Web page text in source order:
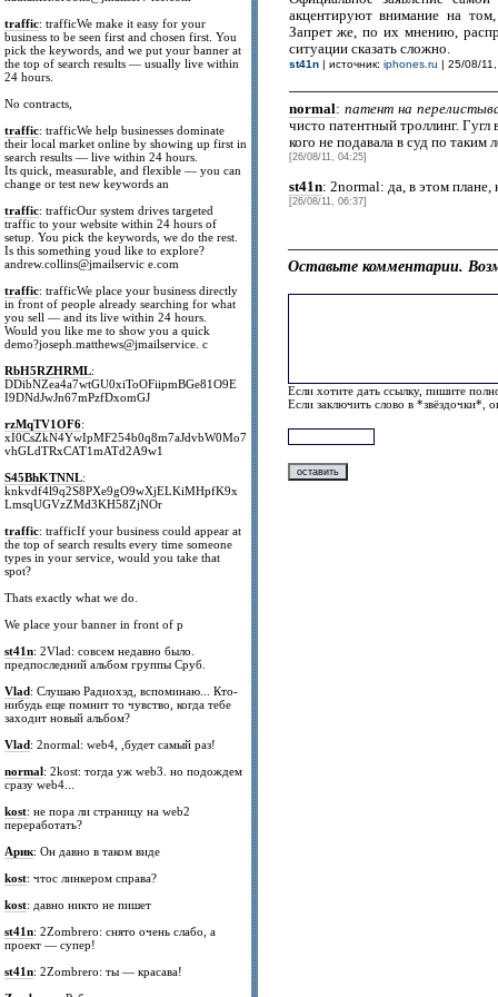
traffic: trafficWe make it easy for your
business to be seen first and chosen first. You
pick the keywords, and we put your banner at
the top of search results — usually live within
24 hours.
No contracts,
traffic: trafficWe help businesses dominate
their local market online by showing up first in
search results — live within 24 hours.
Its quick, measurable, and flexible — you can
change or test new keywords an
traffic: trafficOur system drives targeted
traffic to your website within 24 hours of
setup. You pick the keywords, we do the rest.
Is this something youd like to explore?
andrew.collins@jmailservic e.com
traffic: trafficWe place your business directly
in front of people already searching for what
you sell — and its live within 24 hours.
Would you like me to show you a quick
demo?joseph.matthews@jmailservice. c
RbH5RZHRML:
DDibNZea4a7wtGU0xiToOFiipmBGe81O9E
I9DNdJwJn67mPzfDxomGJ
rzMqTV1OF6:
xI0CsZkN4YwIpMF254b0q8m7aJdvbW0Mo7
vhGLdTRxCAT1mATd2A9w1
S45BhKTNNL:
knkvdf4l9q2S8PXe9gO9wXjELKiMHpfK9x
LmsqUGVzZMd3KH58ZjNOr
traffic: trafficIf your business could appear at
the top of search results every time someone
types in your service, would you take that
spot?
Thats exactly what we do.
We place your banner in front of p
st41n: 2Vlad: совсем недавно было.
предпоследний альбом группы Сруб.
Vlad: Слушаю Радиохэд, вспоминаю... Кто-
нибудь еще помнит то чувство, когда тебе
заходит новый альбом?
Vlad: 2normal: web4, ,будет самый раз!
normal: 2kost: тогда уж web3. но подождем
сразу web4...
kost: не пора ли страницу на web2
переработать?
Арик: Он давно в таком виде
kost: чтос линкером справа?
kost: давно никто не пишет
st41n: 2Zombrero: снято очень слабо, а
проект — супер!
st41n: 2Zombrero: ты — красава!
акцентируют внимание на
Запрет же, по их мнению,
ситуации сказать сложно.
st41n| источник: iphones.ru | 25/08/
normal: патент на
чисто патентный троллинг.
кого не подавала в суд по таким
[26/08/11, 04:25]
st41n: 2normal: да, в этом
[26/08/11, 06:37]
Оставьте комментарии.
Если хотите дать ссылку, пишите
Если заключить слово в *звёздочки*,